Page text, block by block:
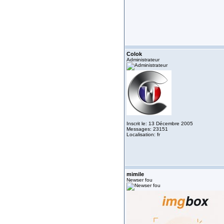
Colok
Administrateur
Inscrit le: 13 Décembre 2005
Messages: 23151
Localisation: fr
mimile
Newser fou